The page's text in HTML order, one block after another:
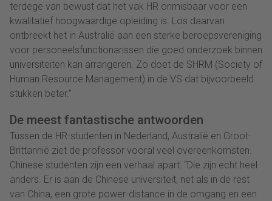
terdege van bewust dat het vak HR onmisbaar voor een
kwalitatief hoogwaardige opleiding is. Los daarvan
ontbreekt het in Australië aan een sterke beroepsvereniging
voor personeelsfunctionarissen die goed onderzoek binnen
universiteiten kan arrangeren. Zo doet de SHRM (Society of
Human Resource Management) in de VS dat bijvoorbeeld
stukken beter.”
De meest fantastische antwoorden
Tussen de HR-studenten in Nederland, Australië en Groot-
Brittannië ziet de professor vooral veel overeenkomsten.
Chinese studenten zijn een verhaal apart: “Die zijn echt heel
anders. Er is aan de Chinese universiteit, net als in de rest
van China, een grote power-distance in de omgang en een